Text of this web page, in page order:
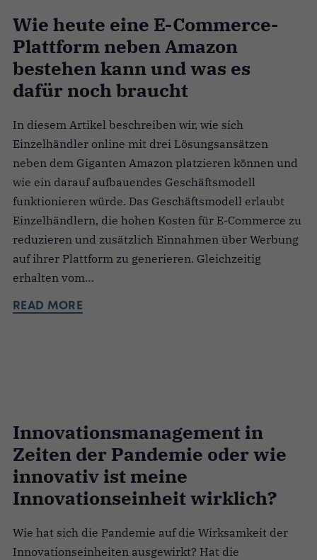
Wie heute eine E-Commerce-
Plattform neben Amazon
bestehen kann und was es
dafür noch braucht
In diesem Artikel beschreiben wir, wie sich
Einzelhändler online mit drei Lösungsansätzen
neben dem Giganten Amazon platzieren können und
wie ein darauf aufbauendes Geschäftsmodell
funktionieren würde. Das Geschäftsmodell erlaubt
Einzelhändlern, die hohen Kosten für E-Commerce zu
reduzieren und zusätzlich Einnahmen über Werbung
auf ihrer Plattform zu generieren. Gleichzeitig
erhalten vom…
READ MORE
Innovationsmanagement in
Zeiten der Pandemie oder wie
innovativ ist meine
Innovationseinheit wirklich?
Wie hat sich die Pandemie auf die Wirksamkeit der
Innovationseinheiten ausgewirkt? Hat die